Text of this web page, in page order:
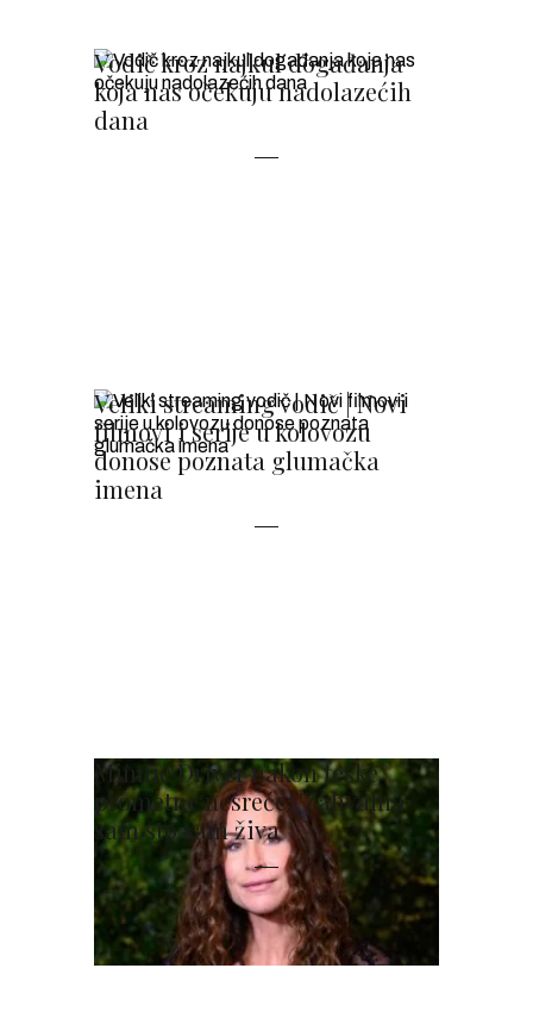
Vodič kroz najkul događanja
koja nas očekuju nadolazećih
dana
Veliki streaming vodič | Novi
filmovi i serije u kolovozu
donose poznata glumačka
imena
Minnie Driver nakon teške
prometne nesreće: 'Zahvalna
sam što sam živa'